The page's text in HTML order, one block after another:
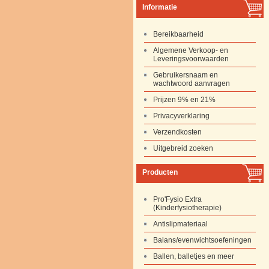
Informatie
Bereikbaarheid
Algemene Verkoop- en
Leveringsvoorwaarden
Gebruikersnaam en
wachtwoord aanvragen
Prijzen 9% en 21%
Privacyverklaring
Verzendkosten
Uitgebreid zoeken
Producten
Pro'Fysio Extra
(Kinderfysiotherapie)
Antislipmateriaal
Balans/evenwichtsoefeningen
Ballen, balletjes en meer